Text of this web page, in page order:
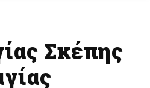
Σκέπης